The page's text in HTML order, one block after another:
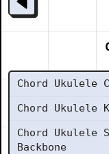
Chord Ukulele
Chord Ukulele
Chord Ukulele
Backbone